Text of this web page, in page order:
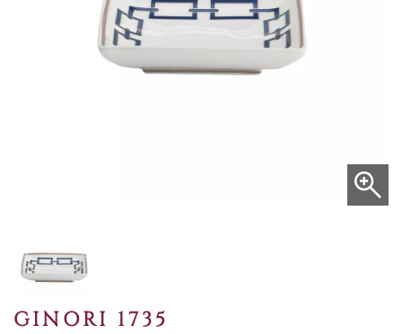
GINORI 1735